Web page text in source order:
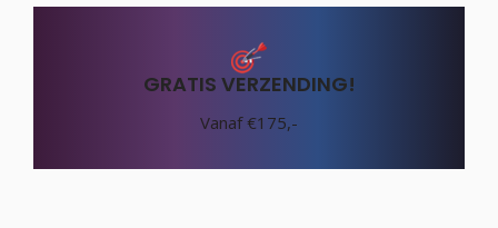
GRATIS VERZENDING!
Vanaf €175,-